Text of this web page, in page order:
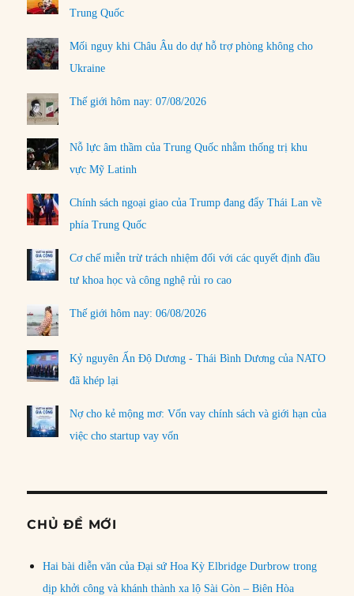
Trung Quốc
Mối nguy khi Châu Âu do dự hỗ trợ phòng không cho
Ukraine
Thế giới hôm nay: 07/08/2026
Nỗ lực âm thầm của Trung Quốc nhằm thống trị khu
vực Mỹ Latinh
Chính sách ngoại giao của Trump đang đẩy Thái Lan về
phía Trung Quốc
Cơ chế miễn trừ trách nhiệm đối với các quyết định đầu
tư khoa học và công nghệ rủi ro cao
Thế giới hôm nay: 06/08/2026
Kỷ nguyên Ấn Độ Dương - Thái Bình Dương của NATO
đã khép lại
Nợ cho kẻ mộng mơ: Vốn vay chính sách và giới hạn của
việc cho startup vay vốn
CHỦ ĐỀ MỚI
Hai bài diễn văn của Đại sứ Hoa Kỳ Elbridge Durbrow trong
dịp khởi công và khánh thành xa lộ Sài Gòn – Biên Hòa